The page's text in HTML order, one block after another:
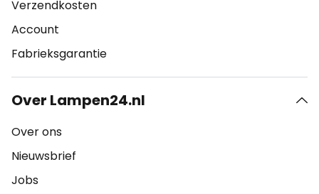
Verzendkosten
Account
Fabrieksgarantie
Over Lampen24.nl
Over ons
Nieuwsbrief
Jobs